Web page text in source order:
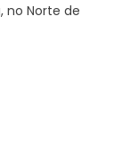
no Norte de